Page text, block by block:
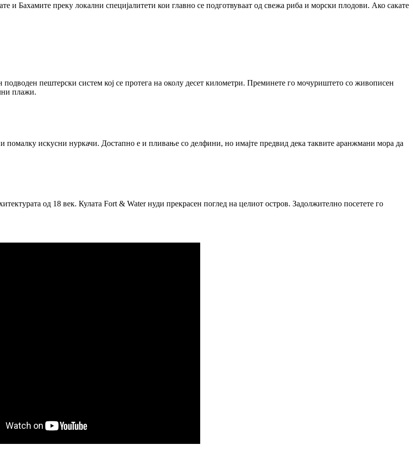
и Бахамите преку локални специјалитети кои главно се подготвуваат од свежа риба и морски плодови. Ако сакате
пештерски систем кој се протега на околу десет километри. Преминете го мочуриштето со живописен
плажи.
искусни нуркачи. Достапно е и пливање со делфини, но имајте предвид дека таквите аранжмани мора да
од 18 век. Кулата Fort & Water нуди прекрасен поглед на целиот остров. Задолжително посетете го